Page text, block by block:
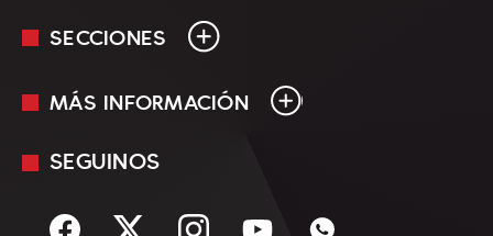
SECCIONES
En Vivo
Sociedad
MÁS INFORMACIÓN
Mediakit
Términos y condiciones
SEGUINOS